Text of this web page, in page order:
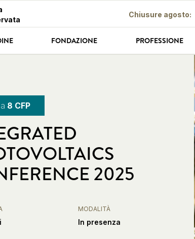
Chiusure agosto:
FONDAZIONE PROFESSIONE
8 CFP
2025
MODALITÀ
In presenza